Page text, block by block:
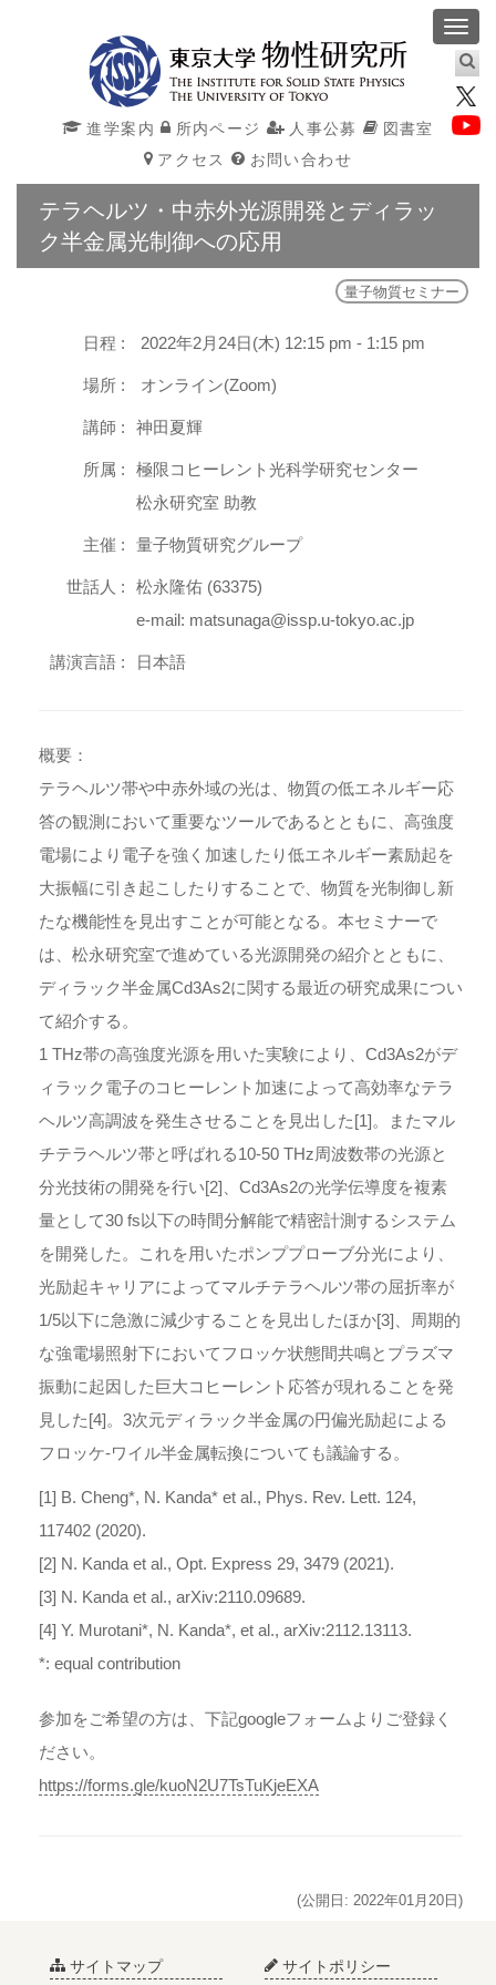
進学案内 所内ページ 人事公募
図書室
アクセス
お問い合わせ
テラヘルツ・中赤外光源開発とディラッ
ク半金属光制御への応用
量子物質セミナー
日程 : 2022年2月24日(木) 12:15 pm - 1:15 pm
場所 : オンライン(Zoom)
講師 : 神田夏輝
所属 :
極限コヒーレント光科学研究センター
松永研究室 助教
主催 : 量子物質研究グループ
世話人 :
松永隆佑 (63375)
e-mail: matsunaga@issp.u-tokyo.ac.jp
講演言語 : 日本語
概要：
テラヘルツ帯や中赤外域の光は、物質の低エネルギー応
答の観測において重要なツールであるとともに、高強度
電場により電子を強く加速したり低エネルギー素励起を
大振幅に引き起こしたりすることで、物質を光制御し新
たな機能性を見出すことが可能となる。本セミナーで
は、松永研究室で進めている光源開発の紹介とともに、
ディラック半金属Cd3As2に関する最近の研究成果につい
て紹介する。
1 THz帯の高強度光源を用いた実験により、Cd3As2がデ
ィラック電子のコヒーレント加速によって高効率なテラ
ヘルツ高調波を発生させることを見出した[1]。またマル
チテラヘルツ帯と呼ばれる10-50 THz周波数帯の光源と
分光技術の開発を行い[2]、Cd3As2の光学伝導度を複素
量として30 fs以下の時間分解能で精密計測するシステム
を開発した。これを用いたポンププローブ分光により、
光励起キャリアによってマルチテラヘルツ帯の屈折率が
1/5以下に急激に減少することを見出したほか[3]、周期的
な強電場照射下においてフロッケ状態間共鳴とプラズマ
振動に起因した巨大コヒーレント応答が現れることを発
見した[4]。3次元ディラック半金属の円偏光励起による
フロッケ-ワイル半金属転換についても議論する。
[1] B. Cheng*, N. Kanda* et al., Phys. Rev. Lett. 124,
117402 (2020).
[2] N. Kanda et al., Opt. Express 29, 3479 (2021).
[3] N. Kanda et al., arXiv:2110.09689.
[4] Y. Murotani*, N. Kanda*, et al., arXiv:2112.13113.
*: equal contribution
参加をご希望の方は、下記googleフォームよりご登録く
ださい。
https://forms.gle/kuoN2U7TsTuKjeEXA
(公開日: 2022年01月20日)
サイトマップ サイトポリシー